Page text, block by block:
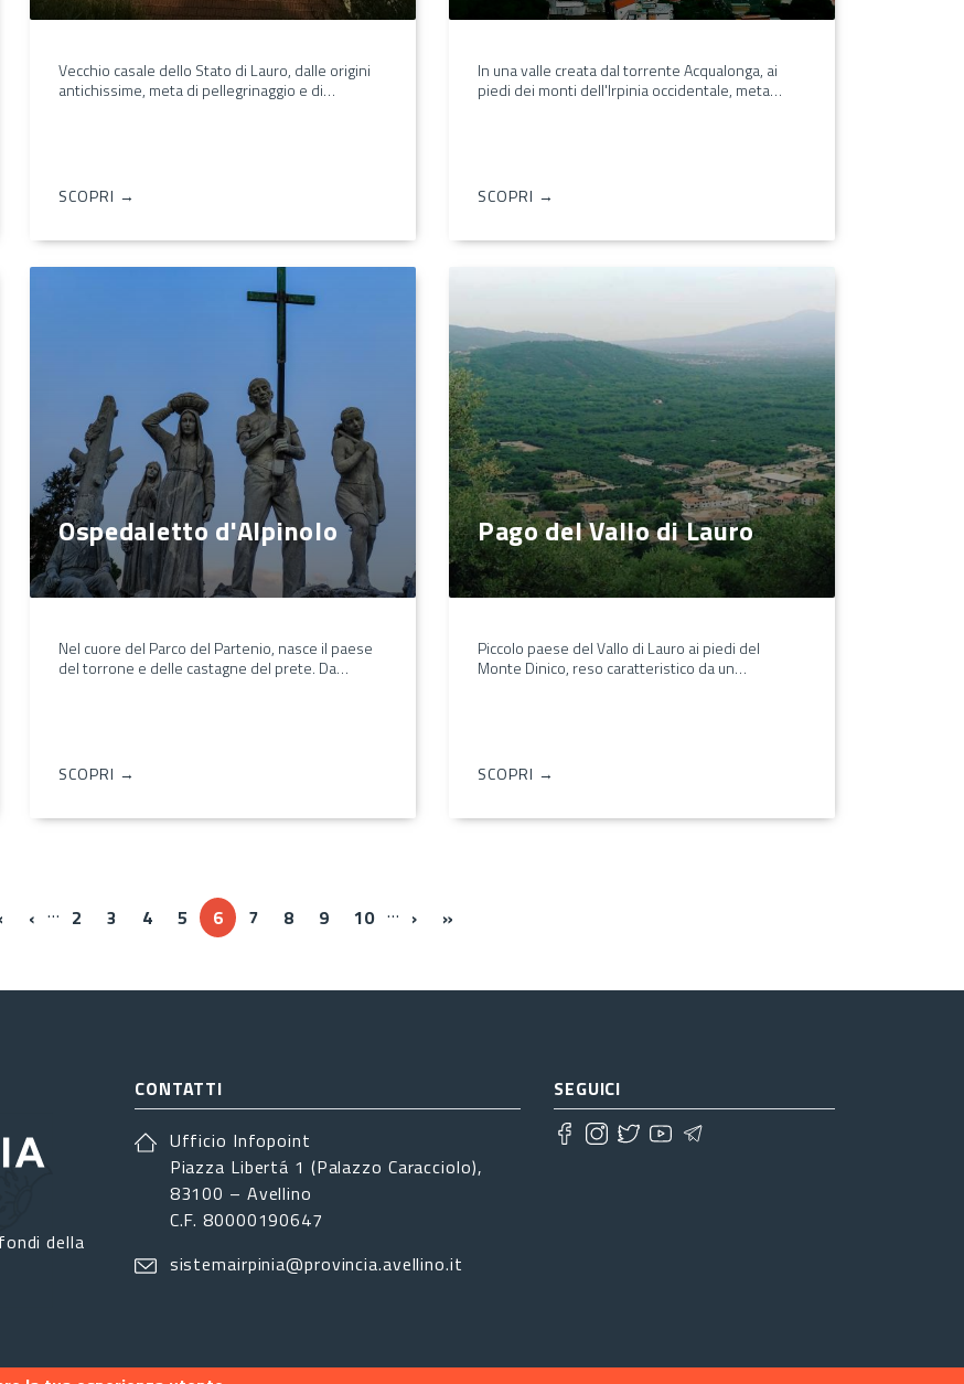
Vecchio casale dello Stato di Lauro, dalle origini
antichissime, meta di pellegrinaggio e di…
SCOPRI →
In una valle creata dal torrente Acqualonga, ai
piedi dei monti dell'Irpinia occidentale, meta…
SCOPRI →
Ospedaletto d'Alpinolo
Nel cuore del Parco del Partenio, nasce il paese
del torrone e delle castagne del prete. Da…
SCOPRI →
Pago del Vallo di Lauro
Piccolo paese del Vallo di Lauro ai piedi del
Monte Dinico, reso caratteristico da un…
SCOPRI →
« Prima
‹‹‹ … 2 3 4 5 6 7 8 9 10 … ››› »
della
CONTATTI
Ufficio Infopoint
Piazza Libertá 1 (Palazzo Caracciolo),
83100 – Avellino
C.F. 80000190647
sistemairpinia@provincia.avellino.it
SEGUICI